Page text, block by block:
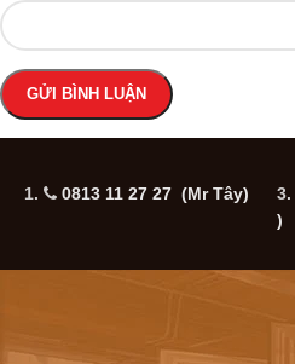
1. 0813 11 27 27 (Mr Tây) 3.
)